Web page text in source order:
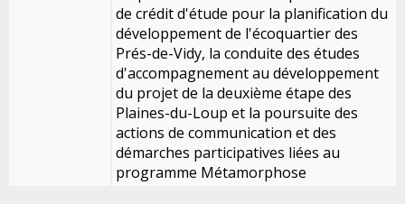
de crédit d'étude pour la planification du
développement de l'écoquartier des
Prés-de-Vidy, la conduite des études
d'accompagnement au développement
du projet de la deuxième étape des
Plaines-du-Loup et la poursuite des
actions de communication et des
démarches participatives liées au
programme Métamorphose